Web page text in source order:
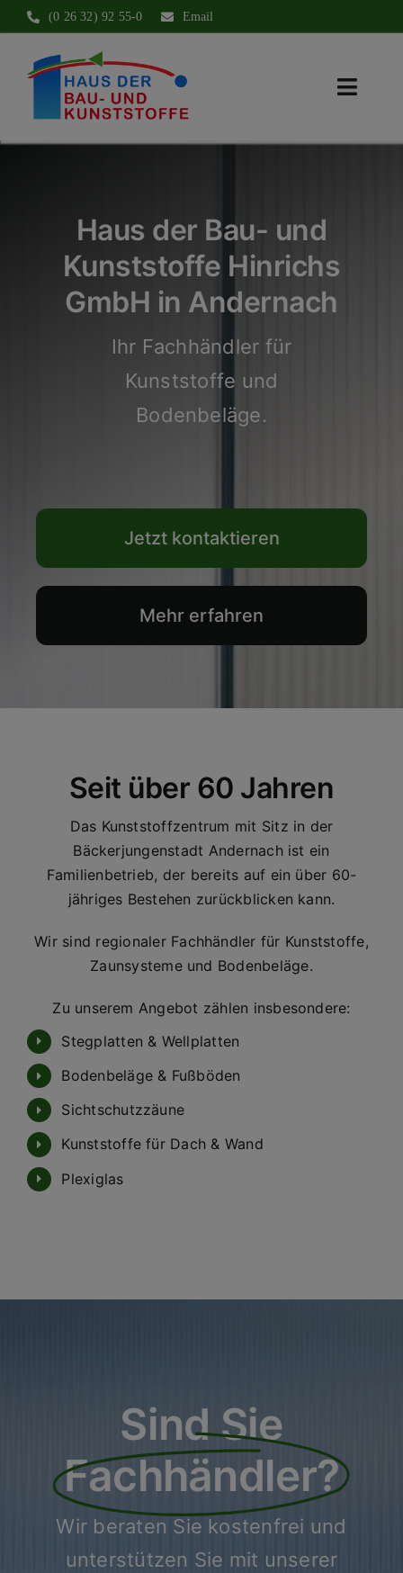
Zum
Inhalt
springen
(0 26 32) 92 55-0 Email
Toggle
Zuschnitt nach Maß
Kontakt
Haus der Bau- und
Kunststoffe Hinrichs
GmbH in Andernach
Ihr Fachhändler für
Kunststoffe und
Bodenbeläge.
Jetzt kontaktieren
Mehr erfahren
Seit über 60 Jahren
Das Kunststoffzentrum mit Sitz in der
Bäckerjungenstadt Andernach ist ein
Familienbetrieb, der bereits auf ein über 60-
jähriges Bestehen zurückblicken kann.
Wir sind regionaler Fachhändler für Kunststoffe,
Zaunsysteme und Bodenbeläge.
Zu unserem Angebot zählen insbesondere:
Stegplatten & Wellplatten
Bodenbeläge & Fußböden
Sichtschutzzäune
Kunststoffe für Dach & Wand
Plexiglas
Sind Sie
Fachhändler?
Wir beraten Sie kostenfrei und
unterstützen Sie mit unserer